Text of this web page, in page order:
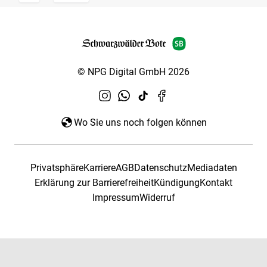
© NPG Digital GmbH 2026
Wo Sie uns noch folgen können
PrivatsphäreKarriereAGBDatenschutzMediadaten
Erklärung zur BarrierefreiheitKündigungKontakt
ImpressumWiderruf